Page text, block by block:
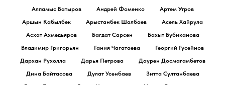
Алпамыс Батыров
Андрей Фоменко
Артем Утров
Аршын Кабылбек
Арыстанбек Шалбаев
Асель Хайрула
Асхат Ахмедьяров
Багдат Сарсен
Бахыт Бубиканова
Владимир Григорьян
Гания Чагатаева
Георгий Гусейнов
Дархан Рухолла
Дарья Петрова
Даурен Досмагамбетов
Дина Байтасова
Дулат Усенбаев
Зитта Султанбаева